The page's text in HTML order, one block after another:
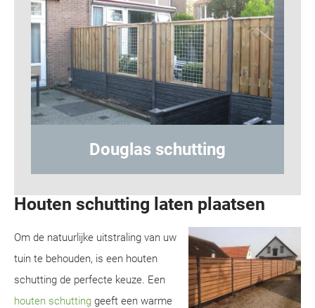
Hout-
Houten schutting laten plaatsen
Om de natuurlijke uitstraling van uw
tuin te behouden, is een houten
schutting de perfecte keuze. Een
houten schutting geeft een warme